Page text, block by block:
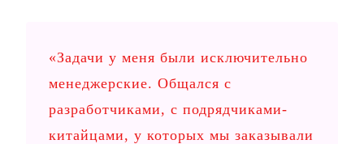
«Задачи у меня были исключительно
менеджерские. Общался с
разработчиками, с подрядчиками-
китайцами, у которых мы заказывали